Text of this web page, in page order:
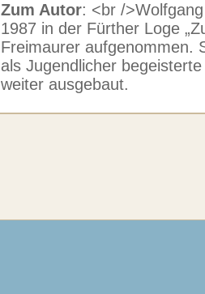
Zum Autor: <br /
1987 in der Fürther Loge
Freimaurer aufgenommen.
als Jugendlicher
weiter ausgebaut.